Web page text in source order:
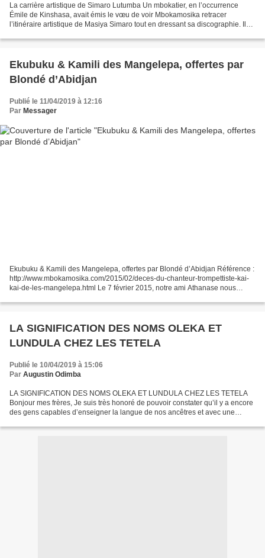
La carrière artistique de Simaro Lutumba Un mbokatier, en l’occurrence
Émile de Kinshasa, avait émis le vœu de voir Mbokamosika retracer
l’itinéraire artistique de Masiya Simaro tout en dressant sa discographie. Il
Ekubuku & Kamili des Mangelepa, offertes par
Blondé d’Abidjan
Publié le 11/04/2019 à 12:16
Par Messager
Ekubuku & Kamili des Mangelepa, offertes par Blondé d’Abidjan Référence :
http://www.mbokamosika.com/2015/02/deces-du-chanteur-trompettiste-kai-
kai-de-les-mangelepa.html Le 7 février 2015, notre ami Athanase nous
LA SIGNIFICATION DES NOMS OLEKA ET
LUNDULA CHEZ LES TETELA
Publié le 10/04/2019 à 15:06
Par Augustin Odimba
LA SIGNIFICATION DES NOMS OLEKA ET LUNDULA CHEZ LES TETELA
Bonjour mes frères, Je suis très honoré de pouvoir constater qu’il y a encore
des gens capables d’enseigner la langue de nos ancêtres et avec une